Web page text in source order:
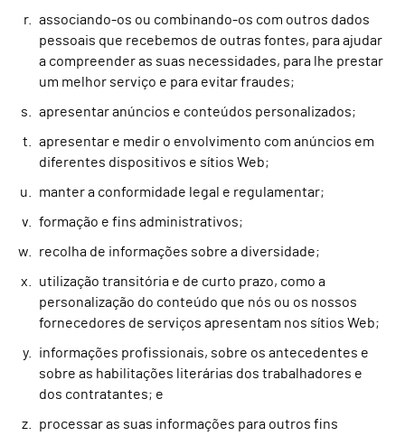
associando-os ou combinando-os com outros dados
pessoais que recebemos de outras fontes, para ajudar
a compreender as suas necessidades, para lhe prestar
um melhor serviço e para evitar fraudes;
apresentar anúncios e conteúdos personalizados;
apresentar e medir o envolvimento com anúncios em
diferentes dispositivos e sítios Web;
manter a conformidade legal e regulamentar;
formação e fins administrativos;
recolha de informações sobre a diversidade;
utilização transitória e de curto prazo, como a
personalização do conteúdo que nós ou os nossos
fornecedores de serviços apresentam nos sítios Web;
informações profissionais, sobre os antecedentes e
sobre as habilitações literárias dos trabalhadores e
dos contratantes; e
processar as suas informações para outros fins